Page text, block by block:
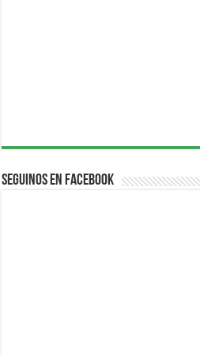
Seguinos en Facebook